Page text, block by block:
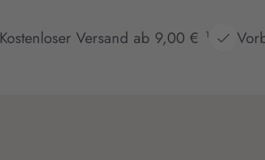
Kostenloser Versand ab 9,00 € 1